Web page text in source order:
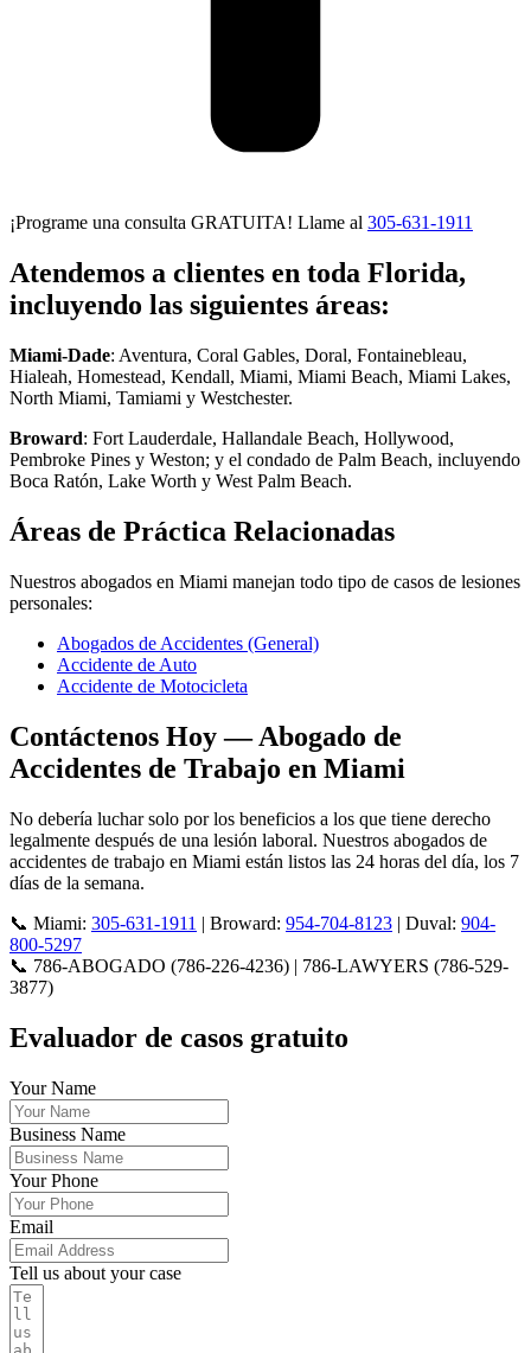
¡Programe una consulta GRATUITA! Llame al 305-631-1911
Atendemos a clientes en toda Florida,
incluyendo las siguientes áreas:
Miami-Dade: Aventura, Coral Gables, Doral, Fontainebleau,
Hialeah, Homestead, Kendall, Miami, Miami Beach, Miami Lakes,
North Miami, Tamiami y Westchester.
Broward: Fort Lauderdale, Hallandale Beach, Hollywood,
Pembroke Pines y Weston; y el condado de Palm Beach, incluyendo
Boca Ratón, Lake Worth y West Palm Beach.
Áreas de Práctica Relacionadas
Nuestros abogados en Miami manejan todo tipo de casos de lesiones
personales:
Abogados de Accidentes (General)
Accidente de Auto
Accidente de Motocicleta
Contáctenos Hoy — Abogado de
Accidentes de Trabajo en Miami
No debería luchar solo por los beneficios a los que tiene derecho
legalmente después de una lesión laboral. Nuestros abogados de
accidentes de trabajo en Miami están listos las 24 horas del día, los 7
días de la semana.
📞 Miami: 305-631-1911 | Broward: 954-704-8123 | Duval: 904-
800-5297
📞 786-ABOGADO (786-226-4236) | 786-LAWYERS (786-529-
3877)
Evaluador de casos gratuito
Your Name
Business Name
Your Phone
Email
Tell us about your case